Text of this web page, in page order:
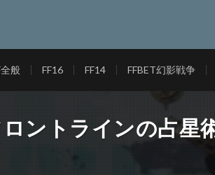
全般 FF16 FF14 FFBET幻影戦争
ロントラインの占